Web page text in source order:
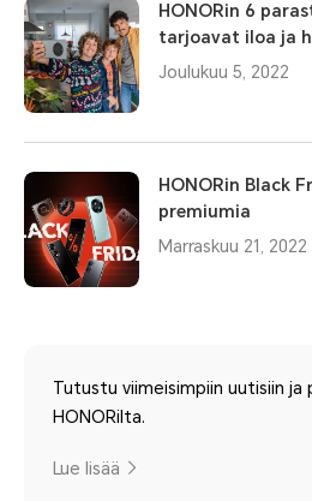
HONORin 6
tarjoavat iloa ja
Joulukuu 5, 2022
HONORin Black
premiumia
Marraskuu 21, 2022
Tutustu viimeisimpiin uutisiin ja
HONORilta.
Lue lisää